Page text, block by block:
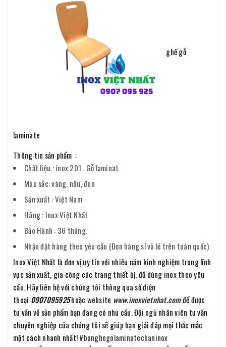
ghế gỗ
laminate
Thông tin sản phẩm :
Chất liệu : inox 201 , Gỗ laminat
Màu sắc: vàng, nâu, đen
Sản xuất : Việt Nam
Hãng : Inox Việt Nhất
Bảo Hành : 36 tháng.
Nhận đặt hàng theo yêu cầu (Đơn hàng sỉ và lẻ trên toàn quốc)
Inox Việt Nhất là đơn vị uy tín với nhiều năm kinh nghiệm trong lĩnh
vực sản xuất, gia công các trang thiết bị, đồ dùng inox theo yêu
cầu. Hãy liên hệ với chúng tôi thông qua số điện
thoại 0907095925hoặc website www.inoxvietnhat.comđể được
tư vấn về sản phẩm bạn đang có nhu cầu. Đội ngũ nhân viên tư vấn
chuyên nghiệp của chúng tôi sẽ giúp bạn giải đáp mọi thắc mắc
một cách nhanh nhất!#banghegolaminatechaninox